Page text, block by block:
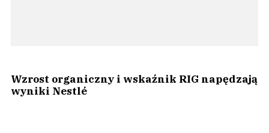
Wzrost organiczny i wskaźnik RIG napędzają
wyniki Nestlé